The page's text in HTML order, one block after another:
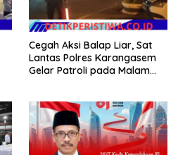
Cegah Aksi Balap Liar, Sat
Lantas Polres Karangasem
Gelar Patroli pada Malam